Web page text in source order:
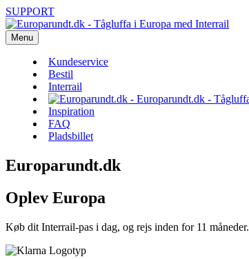
SUPPORT
Menu
Kundeservice
Bestil
Interrail
Inspiration
FAQ
Pladsbillet
Europarundt.dk
Oplev Europa
Køb dit Interrail-pas i dag, og rejs inden for 11 måneder.